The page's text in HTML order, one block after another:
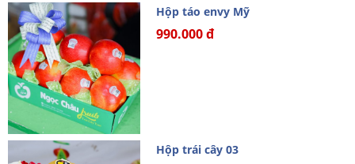
Hộp táo envy Mỹ
990.000 đ
Hộp trái cây 03